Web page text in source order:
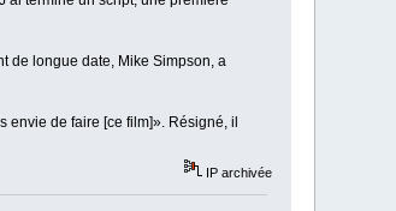
de longue date, Mike Simpson, a
envie de faire [ce film]». Résigné, il
IP archivée